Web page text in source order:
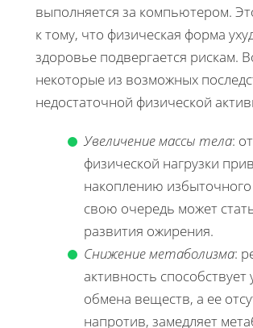
выполняется за компьютером.
к тому, что физическая форма
здоровье подвергается рискам.
некоторые из возможных
недостаточной физической
Увеличение массы тела:
физической нагрузки
накоплению избыточного
свою очередь может
развития ожирения.
Снижение метаболизма:
активность
обмена веществ, а ее
напротив, замедляет